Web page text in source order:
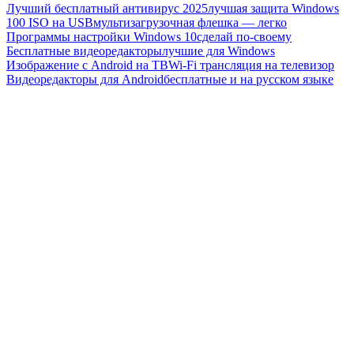
Лучший бесплатный антивирус 2025лучшая защита Windows
100 ISO на USBмультизагрузочная флешка — легко
Программы настройки Windows 10сделай по-своему
Бесплатные видеоредакторылучшие для Windows
Изображение с Android на ТВWi-Fi трансляция на телевизор
Видеоредакторы для Androidбесплатные и на русском языке